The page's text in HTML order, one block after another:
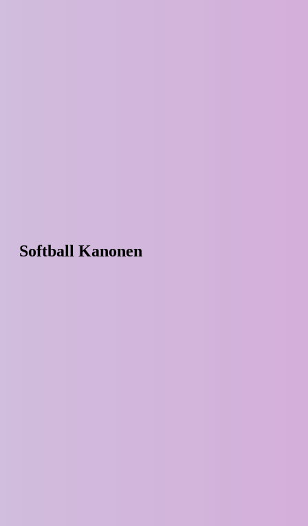
Softball Kanonen